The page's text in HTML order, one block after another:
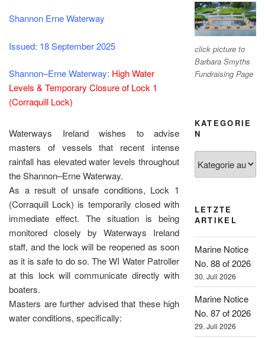
Shannon Erne Waterway
Issued: 18 September 2025
Shannon–Erne Waterway: High Water
Levels & Temporary Closure of Lock 1
(Corraquill Lock)
Waterways Ireland wishes to advise
masters of vessels that recent intense
rainfall has elevated water levels throughout
the Shannon–Erne Waterway.
As a result of unsafe conditions, Lock 1
(Corraquill Lock) is temporarily closed with
immediate effect. The situation is being
monitored closely by Waterways Ireland
staff, and the lock will be reopened as soon
as it is safe to do so. The WI Water Patroller
at this lock will communicate directly with
boaters.
Masters are further advised that these high
water conditions, specifically:
click picture to
Barbara Smyths
Fundraising Page
KATEGORIE
N
LETZTE
ARTIKEL
Marine Notice
No. 88 of 2026
30. Juli 2026
Marine Notice
No. 87 of 2026
29. Juli 2026